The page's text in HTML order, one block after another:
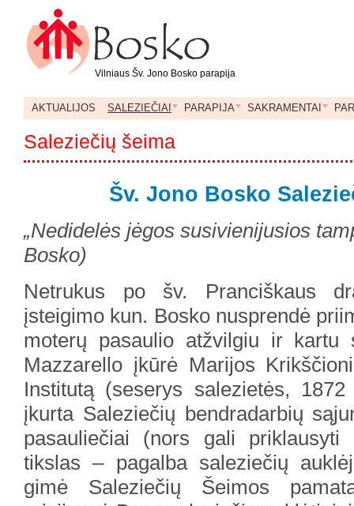
Vilniaus Šv. Jono Bosko parapija
AKTUALIJOS SALEZIEČIAI PARAPIJA SAKRAMENTAI
Saleziečių šeima
Šv. Jono Bosko
„Nedidelės jėgos susivienijusios
Bosko)
Netrukus po šv. Pranciškaus
įsteigimo kun. Bosko nusprendė
moterų pasaulio atžvilgiu ir kartu
Mazzarello įkūrė Marijos
Institutą (seserys salezietės,
įkurta Saleziečių bendradarbių
pasauliečiai (nors gali
tikslas – pagalba saleziečių
gimė Saleziečių Šeimos